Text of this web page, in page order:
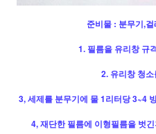
준비물 : 분무기,
1. 필름을 유리창 규
2. 유리창 청
3, 세제를 분무기에 물 1리터당 3~4
4, 재단한 필름에 이형필름을 벗